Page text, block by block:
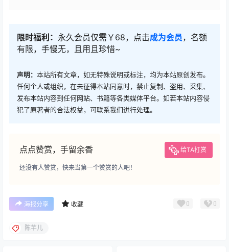
限时福利： 永久会员仅需￥68，点击成为会员 ，名额
有限，手慢无，且用且珍惜~
声明： 本站所有文章，如无特殊说明或标注，均为本站原创发布。
任何个人或组织，在未征得本站同意时，禁止复制、盗用、采集、
发布本站内容到任何网站、书籍等各类媒体平台。如若本站内容侵
犯了原著者的合法权益，可联系我们进行处理。
点点赞赏，手留余香 给TA打赏
还没有人赞赏，快来当第一个赞赏的人吧！
海报分享 收藏 0 0
陈芊儿